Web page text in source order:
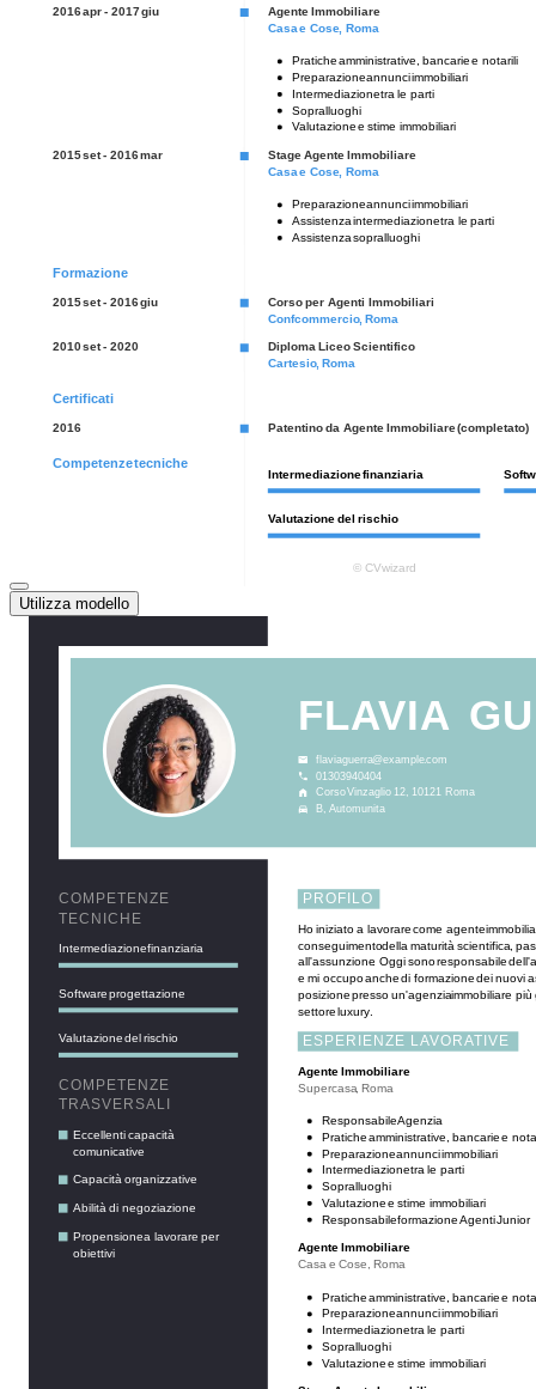
Utilizza modello